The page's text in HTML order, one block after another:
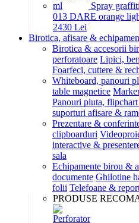
Spray
013 DARE orange
2430 Lei
Birotica, afisare &
Birotica & accesorii
perforatoare Lipici,
Foarfeci, cuttere &
Whiteboard, panouri
table magnetice
Panouri pluta,
suporturi afisare &
Prezentare &
clipboarduri
interactive &
sala
Echipamente birou &
documente Ghilotine
folii Telefoane &
PRODUSE